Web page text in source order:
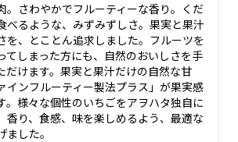
。さわやかでフルーティーな⾹り。くだ
べるような、みずみずしさ。果実と果汁
を、とことん追求しました。フルーツを
てしまった⽅にも、⾃然のおいしさを⼿
だけます。果実と果汁だけの自然な甘
インフルーティー製法プラス」が果実感
。様々な個性のいちごをアヲハタ独自に
香り、食感、味を楽しめるよう、最適な
した。